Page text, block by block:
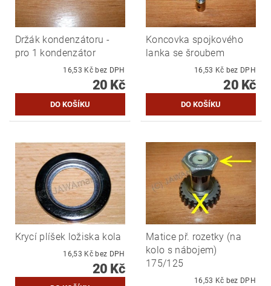
Držák kondenzátoru -
pro 1 kondenzátor
16,53 Kč bez DPH
20 Kč
Koncovka spojkového
lanka se šroubem
16,53 Kč bez DPH
20 Kč
Krycí plíšek ložiska kola
16,53 Kč bez DPH
20 Kč
Matice př. rozetky (na
kolo s nábojem)
175/125
16,53 Kč bez DPH